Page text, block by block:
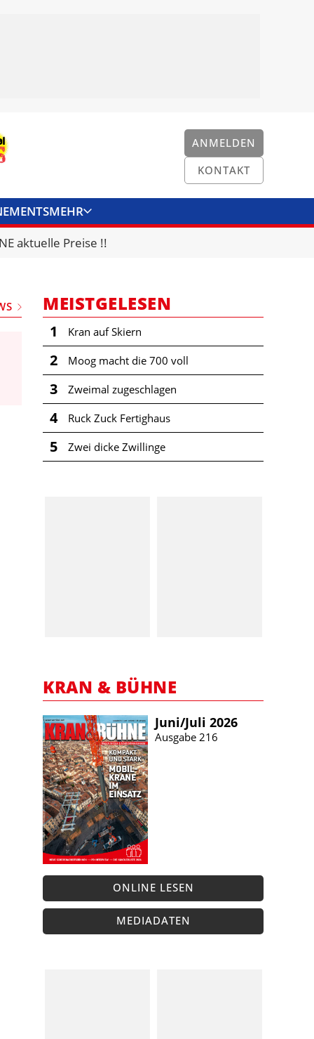
ANMELDEN
KONTAKT
MEHR
KONTAKT
aktuelle Preise !!
MEISTGELESEN
1 Kran auf Skiern
2 Moog macht die 700 voll
3 Zweimal zugeschlagen
4 Ruck Zuck Fertighaus
5 Zwei dicke Zwillinge
KRAN & BÜHNE
Juni/​Juli 2026
Ausgabe 216
ONLINE LESEN
MEDIADATEN